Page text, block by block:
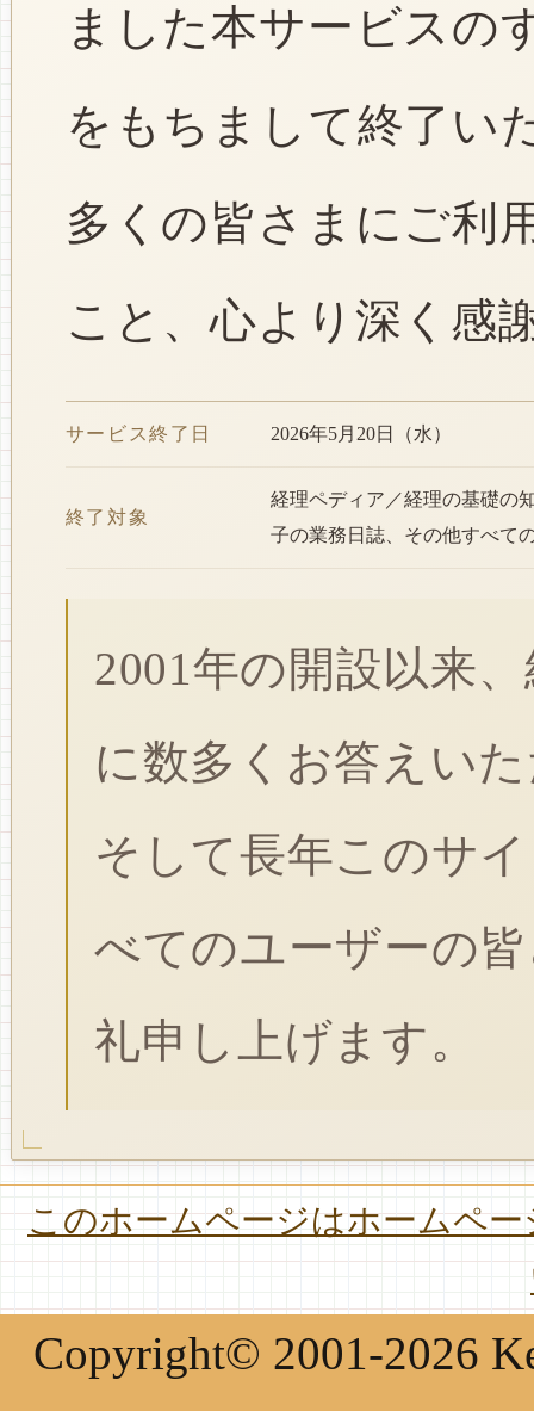
ました本サービスの
をもちまして終了い
多くの皆さまにご利
こと、心より深く感
サービス終了日 2026年5月20日（水）
終了対象
経理ペディア／経理の基礎の
子の業務日誌、その他すべて
2001年の開設以来
に数多くお答えい
そして長年このサ
べてのユーザーの
礼申し上げます。
このホームページはホームペ
Copyright© 2001-2026